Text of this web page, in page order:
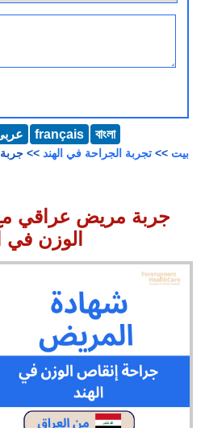
français বাংলা
بيت >> تجربة الجراحة في الهند >>
جربة مريض عراقي
الوزن في